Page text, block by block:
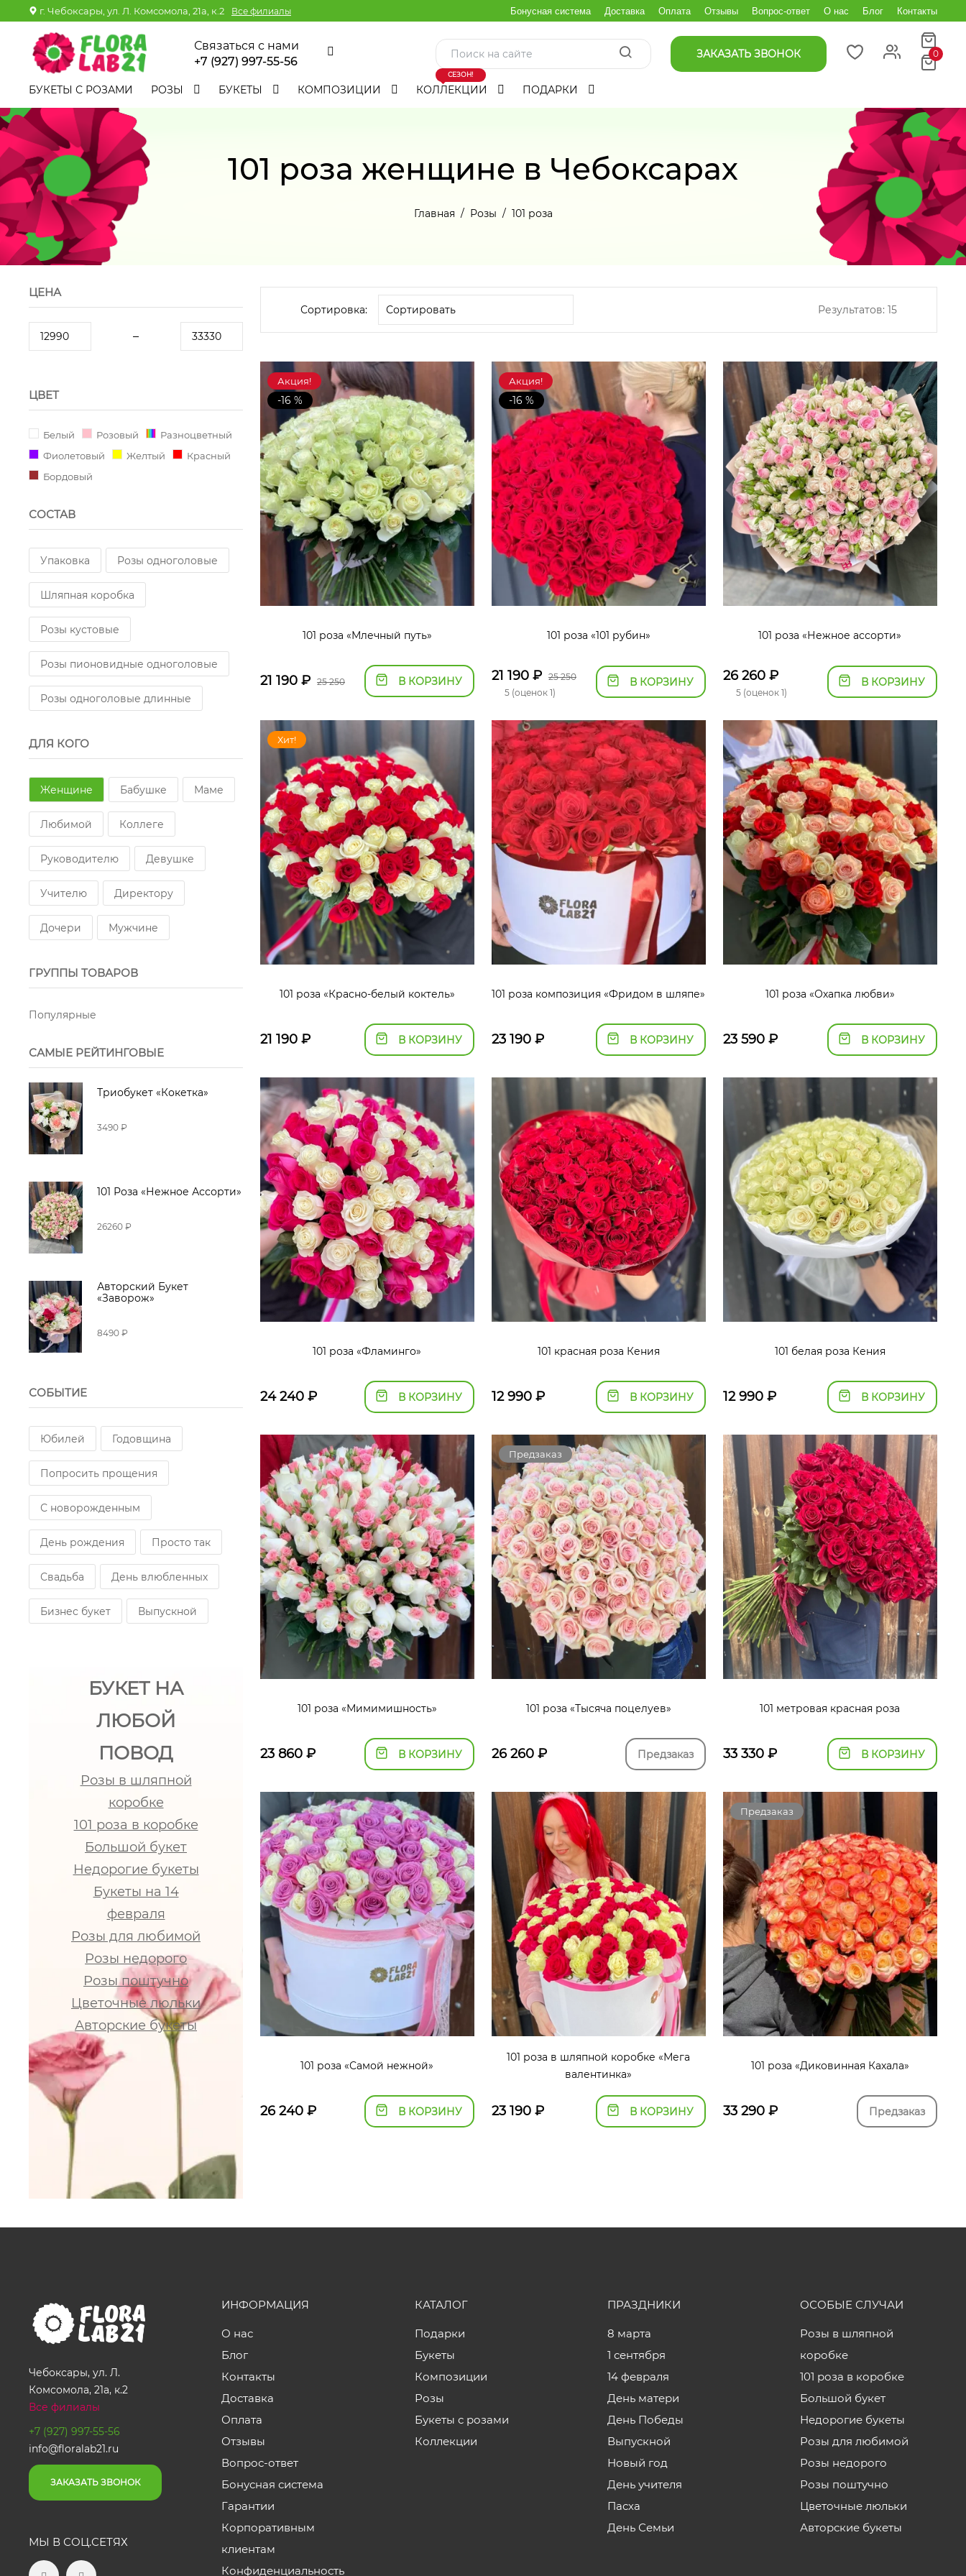
г. Чебоксары, ул. Л. Комсомола, 21а, к.2 Все филиалы Бонусная система Доставка Оплата Отзывы Вопрос-ответ О нас Блог Контакты
Связаться с нами
+7 (927) 997-55-56
ЗАКАЗАТЬ ЗВОНОК 0
БУКЕТЫ С РОЗАМИ РОЗЫ БУКЕТЫ КОМПОЗИЦИИ КОЛЛЕКЦИИ
СЕЗОН!
ПОДАРКИ
101 роза женщине в Чебоксарах
Главная Розы 101 роза
ЦЕНА
ЦВЕТ
Белый Розовый
Разноцветный
Фиолетовый
Желтый
Красный
Бордовый
СОСТАВ
Упаковка Розы одноголовые
Шляпная коробка
Розы кустовые
Розы пионовидные одноголовые
Розы одноголовые длинные
ДЛЯ КОГО
Женщине Бабушке Маме
Любимой Коллеге
Руководителю Девушке
Учителю Директору
Дочери Мужчине
ГРУППЫ ТОВАРОВ
Популярные
САМЫЕ РЕЙТИНГОВЫЕ
Триобукет «Кокетка»
3490 ₽
101 Роза «Нежное Ассорти»
26260 ₽
Авторский Букет
«Заворож»
8490 ₽
СОБЫТИЕ
Юбилей Годовщина
Попросить прощения
С новорожденным
День рождения Просто так
Свадьба День влюбленных
Бизнес букет Выпускной
БУКЕТ НА
ЛЮБОЙ
ПОВОД
Розы в шляпной
коробке
101 роза в коробке
Большой букет
Недорогие букеты
Букеты на 14
февраля
Розы для любимой
Розы недорого
Розы поштучно
Цветочные люльки
Авторские букеты
Сортировка: Результатов: 15
Акция!
-16 %
101 роза «Млечный путь»
21 190 ₽ 25 250 В КОРЗИНУ
Акция!
-16 %
101 роза «101 рубин»
21 190₽
25 250
5 (оценок 1)
В КОРЗИНУ
101 роза «Нежное ассорти»
26 260₽
5 (оценок 1)
В КОРЗИНУ
Хит!
101 роза «Красно-белый коктель»
21 190 ₽ В КОРЗИНУ
101 роза композиция «Фридом в шляпе»
23 190₽ В КОРЗИНУ
101 роза «Охапка любви»
23 590₽ В КОРЗИНУ
101 роза «Фламинго»
24 240 ₽ В КОРЗИНУ
101 красная роза Кения
12 990₽ В КОРЗИНУ
101 белая роза Кения
12 990₽ В КОРЗИНУ
101 роза «Мимимишность»
23 860 ₽ В КОРЗИНУ
Предзаказ
101 роза «Тысяча поцелуев»
26 260₽ Предзаказ
101 метровая красная роза
33 330₽ В КОРЗИНУ
101 роза «Самой нежной»
26 240 ₽ В КОРЗИНУ
101 роза в шляпной коробке «Мега
валентинка»
23 190₽ В КОРЗИНУ
Предзаказ
101 роза «Диковинная Кахала»
33 290₽ Предзаказ
Чебоксары, ул. Л.
Комсомола, 21а, к.2
Все филиалы
+7 (927) 997-55-56
info@floralab21.ru
ЗАКАЗАТЬ ЗВОНОК
МЫ В СОЦ.СЕТЯХ
ИНФОРМАЦИЯ
О нас
Блог
Контакты
Доставка
Оплата
Отзывы
Вопрос-ответ
Бонусная система
Гарантии
Корпоративным
клиентам
Конфиденциальность
КАТАЛОГ
Подарки
Букеты
Композиции
Розы
Букеты с розами
Коллекции
ПРАЗДНИКИ
8 марта
1 сентября
14 февраля
День матери
День Победы
Выпускной
Новый год
День учителя
Пасха
День Семьи
ОСОБЫЕ СЛУЧАИ
Розы в шляпной
коробке
101 роза в коробке
Большой букет
Недорогие букеты
Розы для любимой
Розы недорого
Розы поштучно
Цветочные люльки
Авторские букеты